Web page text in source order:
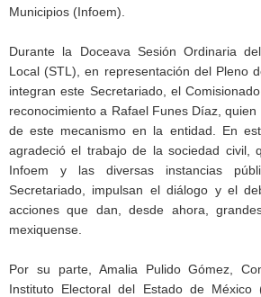
Municipios (Infoem).
Durante la Doceava Sesión Ordinaria
Local (STL), en representación del Pleno
integran este Secretariado, el
reconocimiento a Rafael Funes Díaz,
de este mecanismo en la entidad. En
agradeció el trabajo de la sociedad civil,
Infoem y las diversas instancias
Secretariado, impulsan el diálogo y el
acciones que dan, desde ahora,
mexiquense.
Por su parte, Amalia Pulido Gómez,
Instituto Electoral del Estado de México